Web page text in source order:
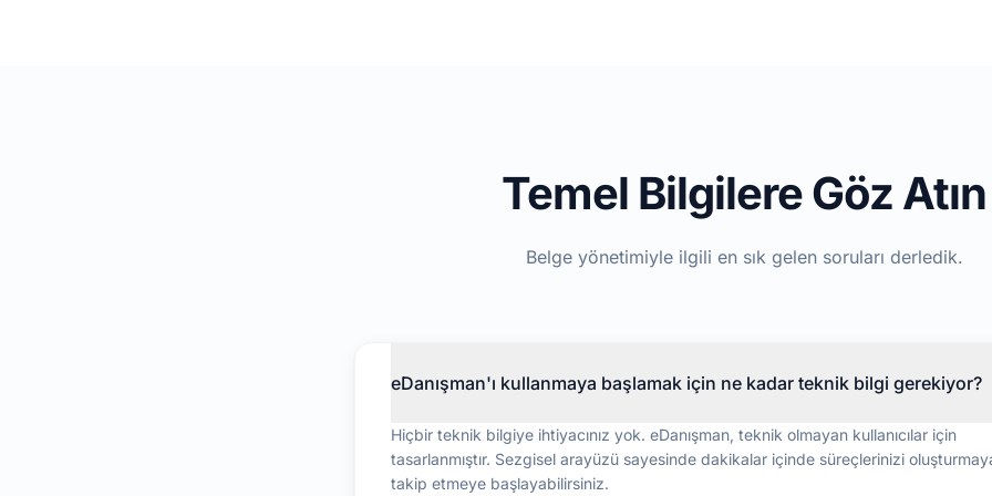
Temel Bilgilere Göz Atın
Belge yönetimiyle ilgili en sık gelen soruları derledik.
eDanışman'ı kullanmaya başlamak için ne kadar teknik bilgi gerekiyor?
Hiçbir teknik bilgiye ihtiyacınız yok. eDanışman, teknik olmayan kullanıcılar için
tasarlanmıştır. Sezgisel arayüzü sayesinde dakikalar içinde süreçlerinizi
takip etmeye başlayabilirsiniz.